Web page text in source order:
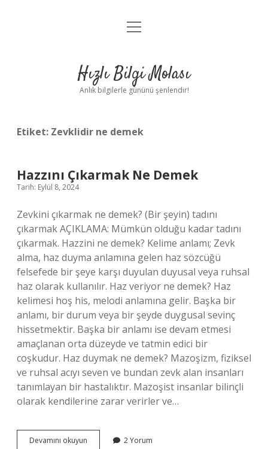
Anasayfa
Yasal Uyarı
menüyü
Hızlı Bilgi Molası
Anlık bilgilerle gününü şenlendir!
Etiket: Zevklidir ne demek
Hazzını Çıkarmak Ne Demek
Tarih: Eylül 8, 2024
Zevkini çıkarmak ne demek? (Bir şeyin) tadını
çıkarmak AÇIKLAMA: Mümkün olduğu kadar tadını
çıkarmak. Hazzini ne demek? Kelime anlamı; Zevk
alma, haz duyma anlamına gelen haz sözcüğü
felsefede bir şeye karşı duyulan duyusal veya ruhsal
haz olarak kullanılır. Haz veriyor ne demek? Haz
kelimesi hoş his, melodi anlamına gelir. Başka bir
anlamı, bir durum veya bir şeyde duygusal sevinç
hissetmektir. Başka bir anlamı ise devam etmesi
amaçlanan orta düzeyde ve tatmin edici bir
coşkudur. Haz duymak ne demek? Mazoşizm, fiziksel
ve ruhsal acıyı seven ve bundan zevk alan insanları
tanımlayan bir hastalıktır. Mazoşist insanlar bilinçli
olarak kendilerine zarar verirler ve…
Devamını okuyun 2 Yorum